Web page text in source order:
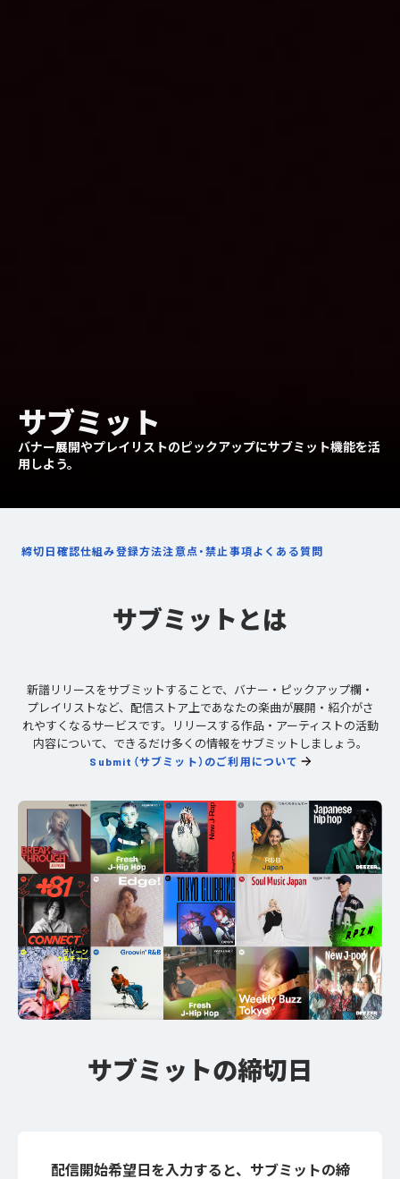
サブミット
バナー展開やプレイリストのピックアップにサブミット機能を活
用しよう。
締切日確認仕組み登録方法注意点・禁止事項よくある質問
サブミットとは
新譜リリースをサブミットすることで、バナー・ピックアップ欄・
プレイリストなど、配信ストア上であなたの楽曲が展開・紹介がさ
れやすくなるサービスです。リリースする作品・アーティストの活動
内容について、できるだけ多くの情報をサブミットしましょう。
Submit（サブミット）のご利用について
サブミットの締切日
配信開始希望日を入力すると、サブミットの締